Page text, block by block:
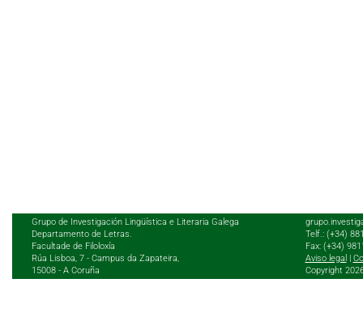
Grupo de Investigación Lingüística e Literaria Galega
Departamento de Letras.
Facultade de Filoloxía
Rúa Lisboa, 7 - Campus da Zapateira,
15008 - A Coruña
Telf.: (+34)
Fax: (+34)
Aviso legal
Copyright